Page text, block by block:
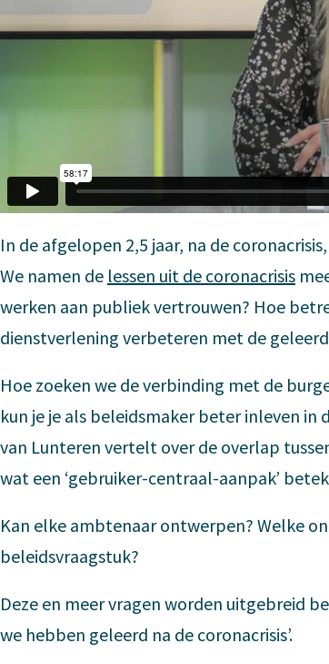
In de afgelopen 2,5 jaar, na de
We namen de lessen uit de coronacrisis
werken aan publiek vertrouwen? Hoe
dienstverlening verbeteren met de
Hoe zoeken we de verbinding met de
kun je je als beleidsmaker beter inleven in
van Lunteren vertelt over de overlap
wat een ‘gebruiker-centraal-aanpak’
Kan elke ambtenaar ontwerpen? Welke
beleidsvraagstuk?
Deze en meer vragen worden uitgebreid
we hebben geleerd na de coronacrisis’.